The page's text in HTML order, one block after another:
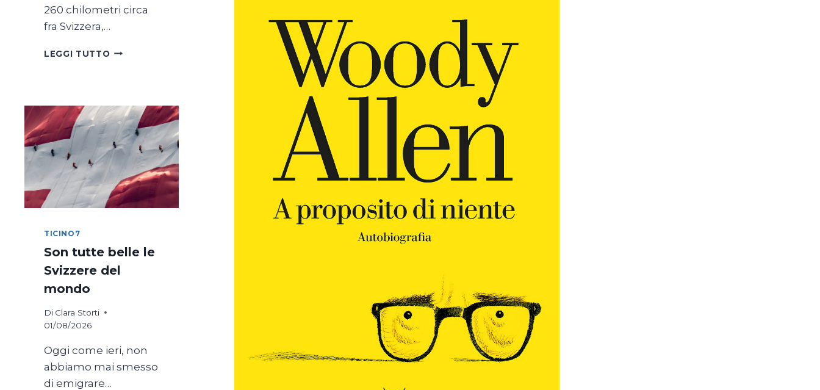
260 chilometri circa
fra Svizzera,…
LEGGI TUTTO SUL
BICICLETTA
TICINO7
Son tutte belle le
Svizzere del
mondo
Di Clara Storti
01/08/2026
Oggi come ieri, non
abbiamo mai smesso
di emigrare…